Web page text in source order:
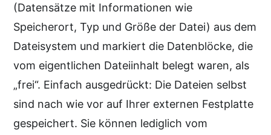
(Datensätze mit Informationen wie
Speicherort, Typ und Größe der Datei) aus dem
Dateisystem und markiert die Datenblöcke, die
vom eigentlichen Dateiinhalt belegt waren, als
„frei“. Einfach ausgedrückt: Die Dateien selbst
sind nach wie vor auf Ihrer externen Festplatte
gespeichert. Sie können lediglich vom